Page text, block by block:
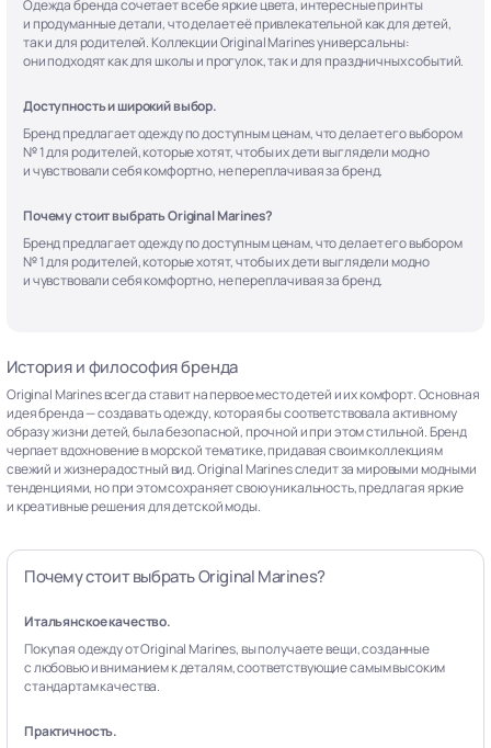
Одежда бренда сочетает в себе яркие цвета, интересные принты
и продуманные детали, что делает её привлекательной как для детей,
так и для родителей. Коллекции Original Marines универсальны:
они подходят как для школы и прогулок, так и для праздничных событий.
Доступность и широкий выбор.
Бренд предлагает одежду по доступным ценам, что делает его выбором
№ 1 для родителей, которые хотят, чтобы их дети выглядели модно
и чувствовали себя комфортно, не переплачивая за бренд.
Почему стоит выбрать Original Marines?
Бренд предлагает одежду по доступным ценам, что делает его выбором
№ 1 для родителей, которые хотят, чтобы их дети выглядели модно
и чувствовали себя комфортно, не переплачивая за бренд.
История и философия бренда
Original Marines всегда ставит на первое место детей и их комфорт. Основная
идея бренда — создавать одежду, которая бы соответствовала активному
образу жизни детей, была безопасной, прочной и при этом стильной. Бренд
черпает вдохновение в морской тематике, придавая своим коллекциям
свежий и жизнерадостный вид. Original Marines следит за мировыми модными
тенденциями, но при этом сохраняет свою уникальность, предлагая яркие
и креативные решения для детской моды.
Почему стоит выбрать Original Marines?
Итальянское качество.
Покупая одежду от Original Marines, вы получаете вещи, созданные
с любовью и вниманием к деталям, соответствующие самым высоким
стандартам качества.
Практичность.